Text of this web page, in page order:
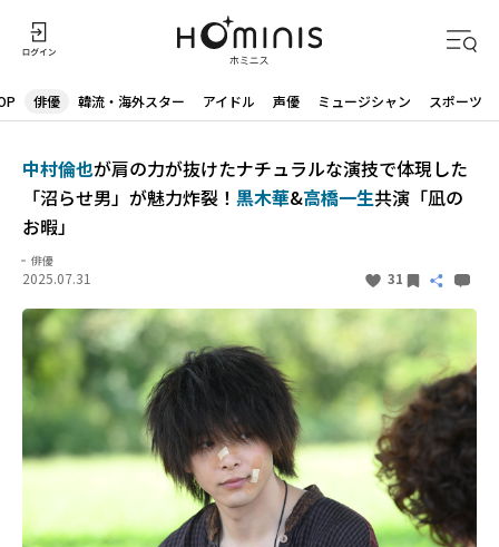
俳優 韓流・海外スター アイドル 声優 ミュージシャン スポーツ
中村倫也が肩の力が抜けたナチュラルな演技で体現した
「沼らせ男」が魅力炸裂！ 黒木華&高橋一生共演「凪の
お暇」
俳優
2025.07.31 31